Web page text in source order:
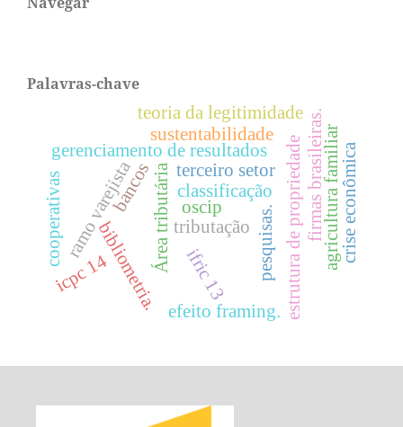
Palavras-chave
classificação
Área tributária tributação
gerenciamento de resultados estrutura de propriedadefirmas brasileiras.agricultura familiar
bibliometria.
bancos crise econômica
pesquisas.
terceiro setor
oscip
sustentabilidade
ramo varejista
teoria da legitimidade
ifric 13
icpc 14
cooperativas
efeito framing.